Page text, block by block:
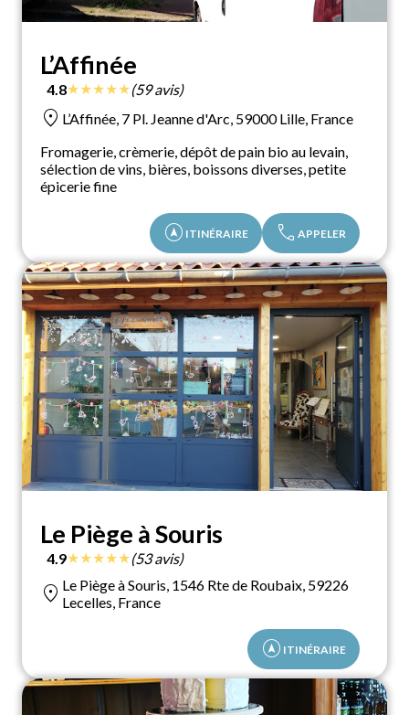
L’Affinée
4.8★★★★★(59 avis)
location_on L’Affinée, 7 Pl. Jeanne d'Arc, 59000 Lille, France
Fromagerie, crèmerie, dépôt de pain bio au levain,
sélection de vins, bières, boissons diverses, petite
épicerie fine
assistant_navigation ITINÉRAIRE call APPELER
Le Piège à Souris
4.9★★★★★(53 avis)
location_on Le Piège à Souris, 1546 Rte de Roubaix, 59226
Lecelles, France
assistant_navigation ITINÉRAIRE